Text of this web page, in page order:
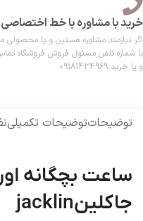
خرید با مشاوره با خط اختصاصی فروشگاه
اگر نیازمند مشاوره هستین و یا
با شماره تلفن مسئول فروش فروشگاه تماس
و یا خرید 09181434969
توضیحاتتوضیحات تکمیلی
ساعت بچگانه
جاکلینjacklin